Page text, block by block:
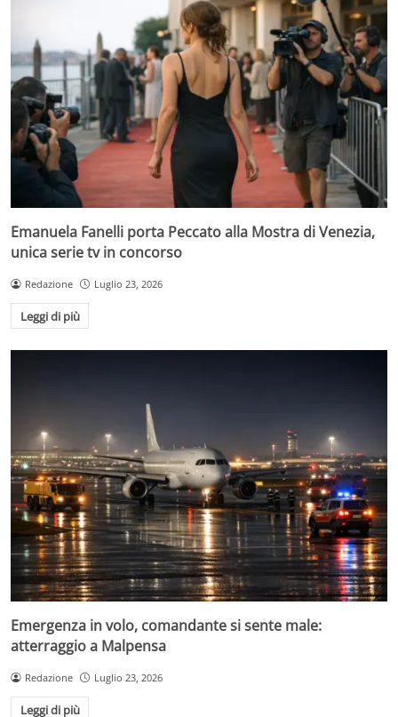
Emanuela Fanelli porta Peccato alla Mostra di Venezia,
unica serie tv in concorso
Redazione Luglio 23, 2026
Leggi di più
Emergenza in volo, comandante si sente male:
atterraggio a Malpensa
Redazione Luglio 23, 2026
Leggi di più